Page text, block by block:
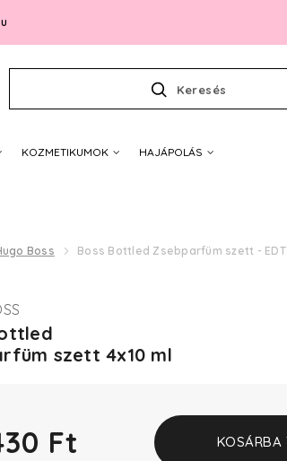
Keresés
KOZMETIKUMOK HAJÁPOLÁS
Boss
Boss Bottled Zsebparfüm szett - EDT
szett 4x10 ml
Ft KOSÁRBA